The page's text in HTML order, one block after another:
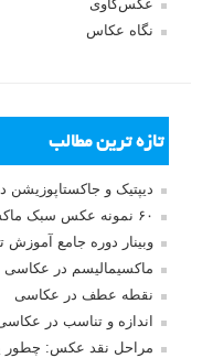
عکس‌کاوی
نگاه عکاس
تازه ترین مطالب
دیپتیک و جاکستا‌پوزیشن
۶۰ نمونه عکس سبک ماکسیمالیسم
وبینار دوره جامع
ماکسیمالیسم در عکاسی
نقطه عطف در عکاسی
اندازه و تناسب در
مراحل نقد عکس: چطور